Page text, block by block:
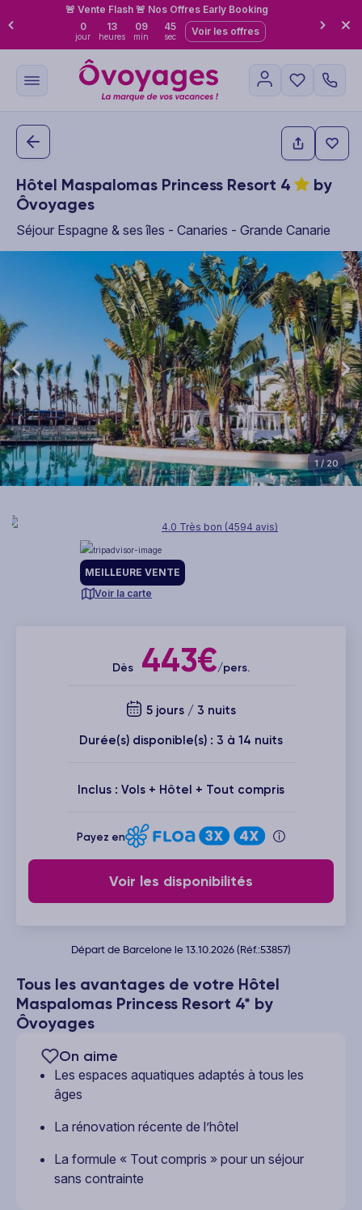
🚨 Vente Flash 🚨 Nos Offres Early Booking
0
jour
13
heures
09
min
44
sec Voir les offres
Hôtel Maspalomas Princess Resort 4
by
Ôvoyages
Séjour Espagne & ses îles - Canaries - Grande Canarie
This carousel shows one large product image at a time. Use the
1/ 20
4.0 Très bon (4594 avis)
MEILLEURE VENTE
Voir la carte
Tous les avantages de votre Hôtel
Maspalomas Princess Resort 4* by
Ôvoyages
On aime
Les espaces aquatiques adaptés à tous les
âges
La rénovation récente de l’hôtel
La formule « Tout compris » pour un séjour
sans contrainte
Dès 443€/pers.
5 jours / 3 nuits
Durée(s) disponible(s) : 3 à 14 nuits
Inclus : Vols + Hôtel + Tout compris
Payez en
Voir les disponibilités
Départ de Barcelone le 13.10.2026 (Réf.:53857)